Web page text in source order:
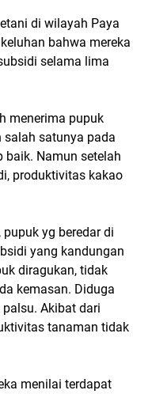
di wilayah Paya
bahwa mereka
selama lima
menerima pupuk
salah satunya pada
baik. Namun setelah
produktivitas kakao
yg beredar di
yang kandungan
diragukan, tidak
kemasan. Diduga
Akibat dari
tanaman tidak
menilai terdapat